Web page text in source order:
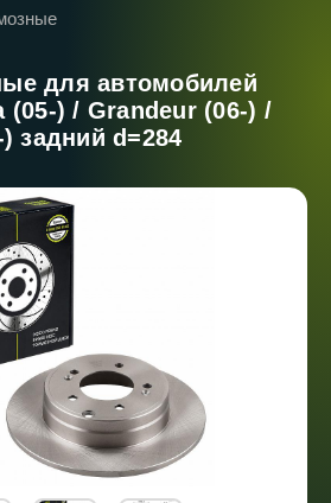
для автомобилей
(05-) / Grandeur (06-) /
задний d=284